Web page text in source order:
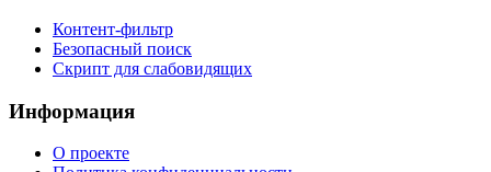
Контент-фильтр
Безопасный поиск
Скрипт для слабовидящих
Информация
О проекте